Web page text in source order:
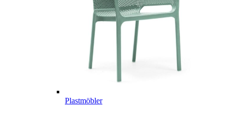
Plastmöbler